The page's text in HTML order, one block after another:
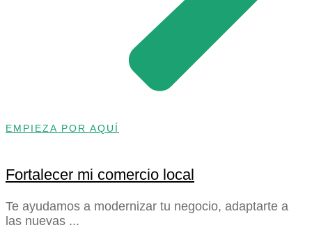
EMPIEZA POR AQUÍ
Fortalecer mi comercio local
Te ayudamos a modernizar tu negocio, adaptarte a
las nuevas ...